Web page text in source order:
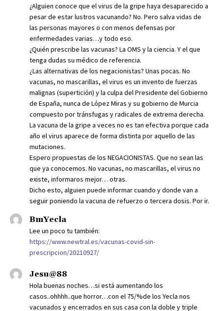
¿Alguien conoce que el virus de la gripe haya desaparecido a
pesar de estar lustros vacunando? No. Pero salva vidas de
las personas mayores o con menos defensas por
enfermedades varias…y todo eso.
¿Quién prescribe las vacunas? La OMS y la ciencia. Y el que
tenga dudas su médico de referencia.
¿Las alternativas de los negacionistas? Unas pocas. No
vacunas, no mascarillas, el virus es un invento de fuerzas
malignas (supertición) y la culpa del Presidente del Gobierno
de España, nunca de López Miras y su gobierno de Murcia
compuesto por tránsfugas y radicales de extrema derecha.
La vacuna de la gripe a veces no es tan efectiva porque cada
año el virus aparece de forma distinta por aquello de las
mutaciones.
Espero propuestas de los NEGACIONISTAS. Que no sean las
que ya conocemos. No vacunas, no mascarillas, el virus no
existe, informaros mejor… otras.
Dicho esto, alguien puede informar cuando y donde van a
seguir poniendo la vacuna de refuerzo o tercera dosis. Por ir.
BmYecla
Lee un poco tu también:
https://www.newtral.es/vacunas-covid-sin-
prescripcion/20210927/
Jesu@88
Hola buenas noches…si está aumentando los
casos..ohhhh..que horror…con el 75/%de los Yecla nos
vacunados y encerrados en sus casa con la doble y triple